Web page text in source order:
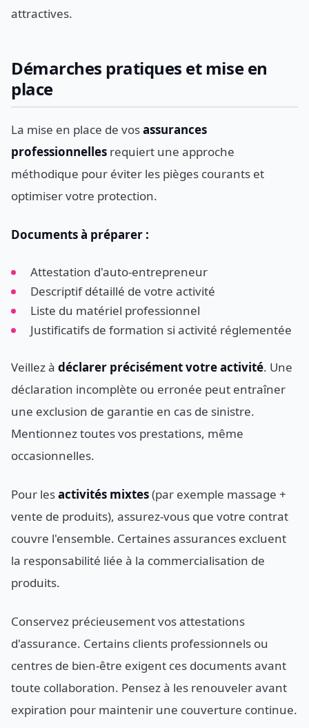
attractives.
Démarches pratiques et mise en
place
La mise en place de vosassurances
professionnelles requiert une approche
méthodique pour éviter les pièges courants et
optimiser votre protection.
Documents à préparer :
Attestation d'auto-entrepreneur
Descriptif détaillé de votre activité
Liste du matériel professionnel
Justificatifs de formation si activité réglementée
Veillez à déclarer précisément votre activité. Une
déclaration incomplète ou erronée peut entraîner
une exclusion de garantie en cas de sinistre.
Mentionnez toutes vos prestations, même
occasionnelles.
Pour lesactivités mixtes(par exemple massage +
vente de produits), assurez-vous que votre contrat
couvre l'ensemble. Certaines assurances excluent
la responsabilité liée à la commercialisation de
produits.
Conservez précieusement vos attestations
d'assurance. Certains clients professionnels ou
centres de bien-être exigent ces documents avant
toute collaboration. Pensez à les renouveler avant
expiration pour maintenir une couverture continue.